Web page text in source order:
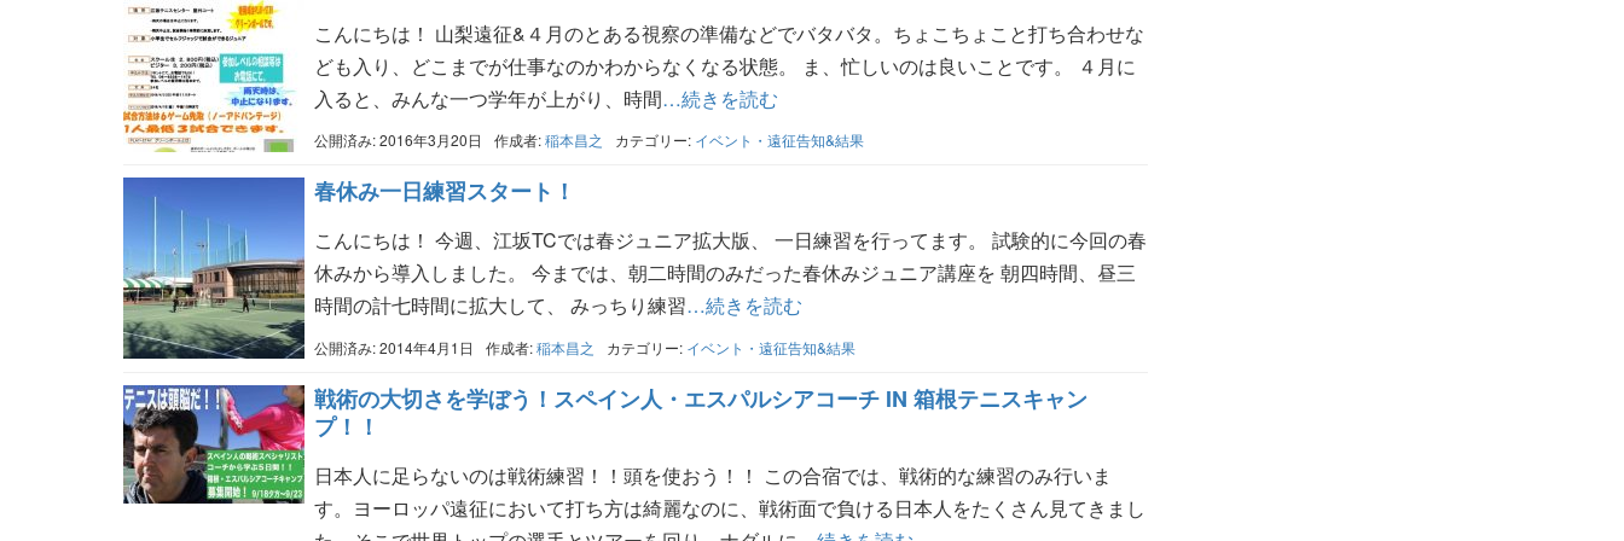
こんにちは！ 山梨遠征&４月のとある視察の準備などでバタバタ。ちょこちょこと打ち合わせな
ども入り、どこまでが仕事なのかわからなくなる状態。 ま、忙しいのは良いことです。 ４月に
入ると、みんな一つ学年が上がり、時間…続きを読む
公開済み: 2016年3月20日 作成者:稲本昌之 カテゴリー: イベント・遠征告知&結果
春休み一日練習スタート！
こんにちは！ 今週、江坂TCでは春ジュニア拡大版、 一日練習を行ってます。 試験的に今回の春
休みから導入しました。 今までは、朝二時間のみだった春休みジュニア講座を 朝四時間、昼三
時間の計七時間に拡大して、 みっちり練習…続きを読む
公開済み: 2014年4月1日 作成者:稲本昌之 カテゴリー: イベント・遠征告知&結果
戦術の大切さを学ぼう！スペイン人・エスパルシアコーチ IN 箱根テニスキャン
プ！！
日本人に足らないのは戦術練習！！頭を使おう！！ この合宿では、戦術的な練習のみ行いま
す。ヨーロッパ遠征において打ち方は綺麗なのに、戦術面で負ける日本人をたくさん見てきまし